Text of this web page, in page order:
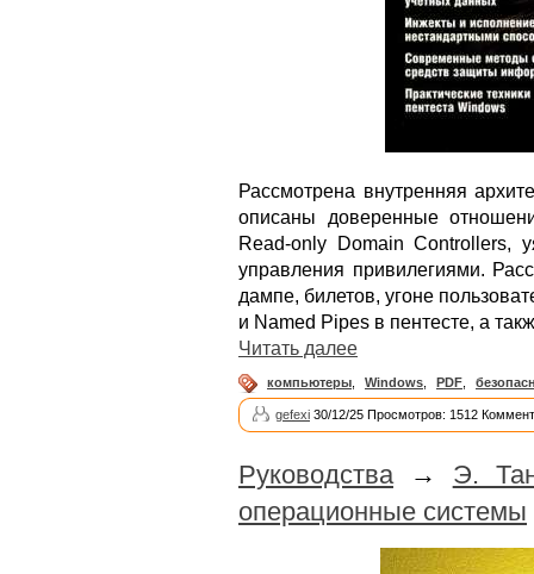
Рассмотрена внутренняя
описаны доверенные
Read-only Domain Controllers,
управления привилегиями.
дампе, билетов, угоне
и Named Pipes в пентесте, а
Читать далее
компьютеры Windows PDF
gefexi 30/12/25 Просмотров: 1512
Руководства → Э.
операционные системы